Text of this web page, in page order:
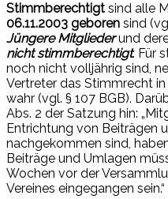
Stimmberechtigt sind alle
06.11.2003 geboren sind
Jüngere Mitgliederund
nicht stimmberechtigt. Für
noch nicht volljährig sind,
Vertreter das Stimmrecht
wahr (vgl. § 107 BGB).
Abs. 2 der Satzung hin:
Entrichtung von Beiträgen
nachgekommen sind,
Beiträge und Umlagen
Wochen vor der
Vereines eingegangen sein.“